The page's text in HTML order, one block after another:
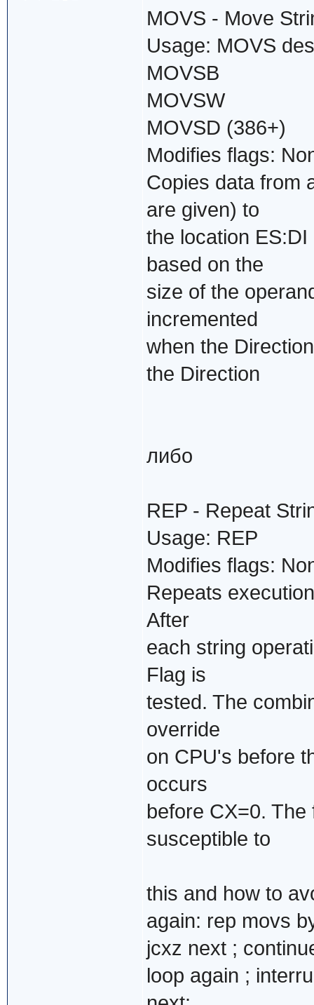
MOVS - Move
Usage: MOVS
MOVSB
MOVSW
MOVSD (386+)
Modifies flags:
Copies data from
are given) to
the location
based on the
size of the
incremented
when the
the Direction
либо
REP - Repeat
Usage: REP
Modifies flags:
Repeats
After
each string
Flag is
tested. The
override
on CPU's before
occurs
before CX=0.
susceptible to
this and how to
again: rep movs
jcxz next ;
loop again ;